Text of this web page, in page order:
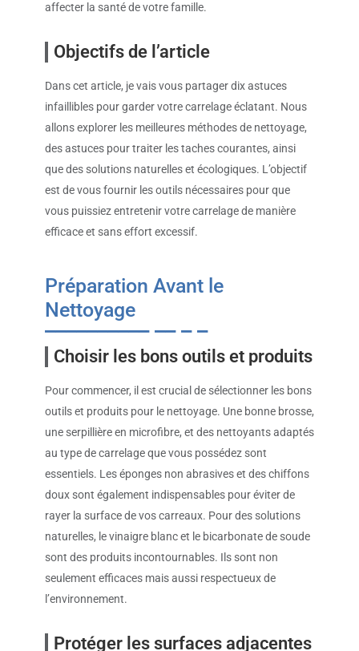
affecter la santé de votre famille.
Objectifs de l’article
Dans cet article, je vais vous partager dix astuces
infaillibles pour garder votre carrelage éclatant. Nous
allons explorer les meilleures méthodes de nettoyage,
des astuces pour traiter les taches courantes, ainsi
que des solutions naturelles et écologiques. L’objectif
est de vous fournir les outils nécessaires pour que
vous puissiez entretenir votre carrelage de manière
efficace et sans effort excessif.
Préparation Avant le
Nettoyage
Choisir les bons outils et produits
Pour commencer, il est crucial de sélectionner les bons
outils et produits pour le nettoyage. Une bonne brosse,
une serpillière en microfibre, et des nettoyants adaptés
au type de carrelage que vous possédez sont
essentiels. Les éponges non abrasives et des chiffons
doux sont également indispensables pour éviter de
rayer la surface de vos carreaux. Pour des solutions
naturelles, le vinaigre blanc et le bicarbonate de soude
sont des produits incontournables. Ils sont non
seulement efficaces mais aussi respectueux de
l’environnement.
Protéger les surfaces adjacentes